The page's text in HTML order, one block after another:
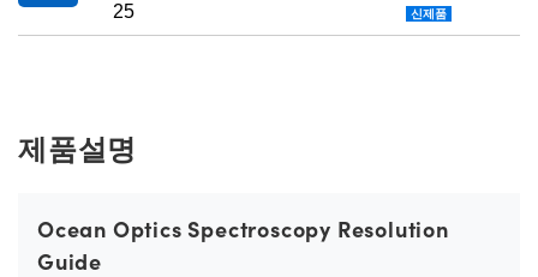
25 신제품
제품설명
Ocean Optics Spectroscopy Resolution
Guide